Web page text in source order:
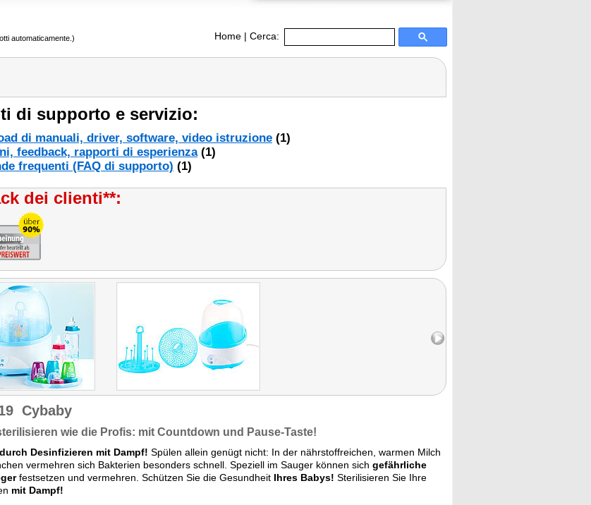
automaticamente.) Home | Cerca:
di supporto e servizio:
di manuali, driver, software, video istruzione (1)
feedback, rapporti di esperienza(1)
frequenti (FAQ di supporto) (1)
dei clienti**:
Cybaby
wie die Profis: mit Countdown und Pause-Taste!
Desinfizieren mit Dampf! Spülen allein genügt nicht: In der nährstoffreichen, warmen Milch
vermehren sich Bakterien besonders schnell. Speziell im Sauger können sich gefährliche
festsetzen und vermehren. Schützen Sie die Gesundheit Ihres Babys! Sterilisieren Sie Ihre
mit Dampf!